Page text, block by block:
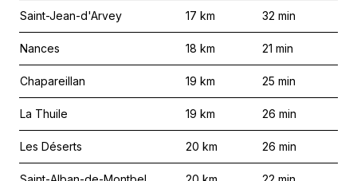
Saint-Jean-d'Arvey 17 km 32 min
Nances 18 km 21 min
Chapareillan 19 km 25 min
La Thuile 19 km 26 min
Les Déserts 20 km 26 min